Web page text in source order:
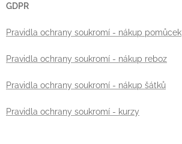
GDPR
Pravidla ochrany soukromí - nákup pomůcek
Pravidla ochrany soukromí - nákup reboz
Pravidla ochrany soukromí - nákup šátků
Pravidla ochrany soukromí - kurzy